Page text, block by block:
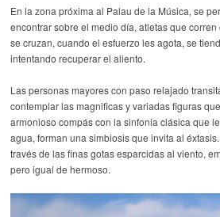
En la zona próxima al Palau de la Música, se
encontrar sobre el medio día, atletas que
se cruzan, cuando el esfuerzo les agota, se
intentando recuperar el aliento.
Las personas mayores con paso relajado
contemplar las magnificas y variadas figuras
armonioso compás con la sinfonia clásica que
agua, forman una simbiosis que invita al
través de las finas gotas esparcidas al viento,
pero igual de hermoso.